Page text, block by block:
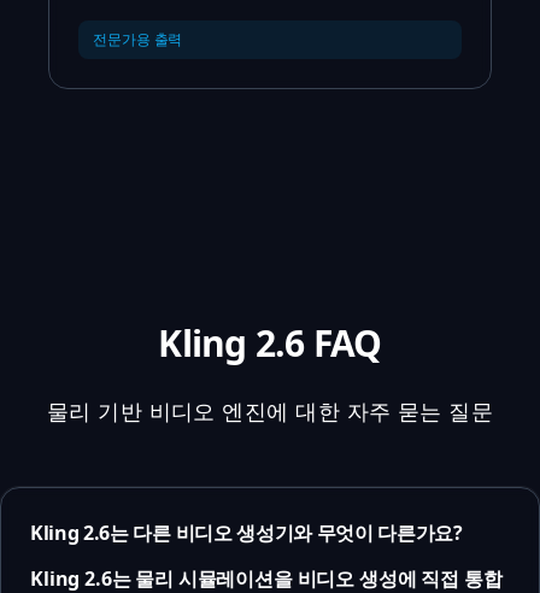
전문가용 출력
Kling 2.6 FAQ
물리 기반 비디오 엔진에 대한 자주 묻는 질문
Kling 2.6는 다른 비디오 생성기와 무엇이 다른가요?
Kling 2.6는 물리 시뮬레이션을 비디오 생성에 직접 통합